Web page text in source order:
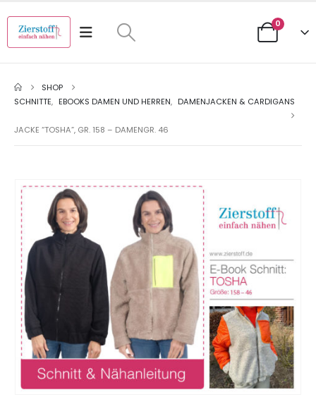
0
SHOP
SCHNITTE, EBOOKS DAMEN UND HERREN, DAMENJACKEN & CARDIGANS
JACKE “TOSHA”, GR. 158 – DAMENGR. 46